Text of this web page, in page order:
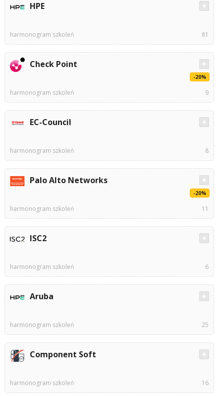
HPE
harmonogram szkoleń 81
Check Point
-20%
harmonogram szkoleń 9
EC-Council
harmonogram szkoleń 8
Palo Alto Networks
-20%
harmonogram szkoleń 11
ISC2
harmonogram szkoleń 6
Aruba
harmonogram szkoleń 25
Component Soft
harmonogram szkoleń 16